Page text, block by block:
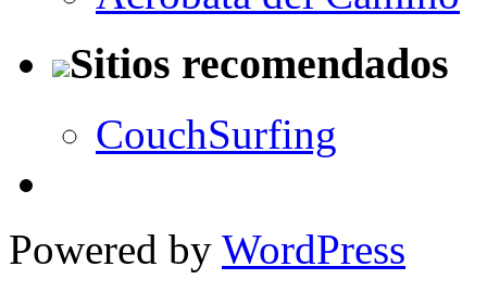
Sitios recomendados
CouchSurfing
Powered by WordPress